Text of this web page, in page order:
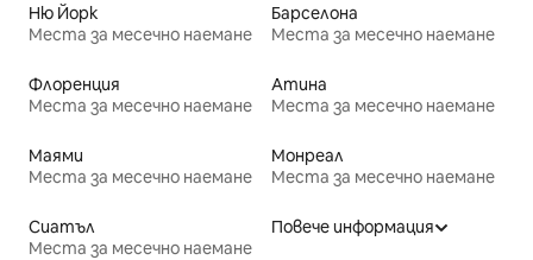
Ню Йорк
Места за месечно наемане
Барселона
Места за месечно наемане
Флоренция
Места за месечно наемане
Атина
Места за месечно наемане
Маями
Места за месечно наемане
Монреал
Места за месечно наемане
Сиатъл
Места за месечно наемане
Повече информация